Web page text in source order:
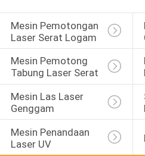
Sistem
Fume
Mesin Pemotongan
Laser Serat Logam
Mesin Pemotong
Tabung Laser Serat
Mesin Las Laser
Genggam
Mesin Penandaan
Laser UV